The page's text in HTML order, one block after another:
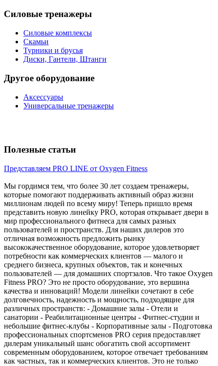
Силовые тренажеры
Силовые комплексы
Скамьи
Турники и брусья
Диски, Гантели, Штанги
Другое оборудование
Аксессуары
Универсальные тренажеры
Полезные статьи
Представляем PRO LINE от Oxygen Fitness
Мы гордимся тем, что более 30 лет создаем тренажеры,
которые помогают поддерживать активный образ жизни
миллионам людей по всему миру! Теперь пришло время
представить новую линейку PRO, которая открывает двери в
мир профессионального фитнеса для самых разных
пользователей и пространств. Для наших дилеров это
отличная возможность предложить рынку
высококачественное оборудование, которое удовлетворяет
потребности как коммерческих клиентов — малого и
среднего бизнеса, крупных объектов, так и конечных
пользователей — для домашних спортзалов. Что такое Oxygen
Fitness PRO? Это не просто оборудование, это вершина
качества и инноваций! Модели линейки сочетают в себе
долговечность, надежность и мощность, подходящие для
различных пространств: - Домашние залы - Отели и
санатории - Реабилитационные центры - Фитнес-студии и
небольшие фитнес-клубы - Корпоративные залы - Подготовка
профессиональных спортсменов PRO серия предоставляет
дилерам уникальный шанс обогатить свой ассортимент
современным оборудованием, которое отвечает требованиям
как частных, так и коммерческих клиентов. Это не только